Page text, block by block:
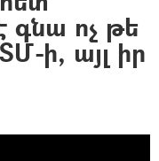
գնա ոչ թե
ի, այլ իր